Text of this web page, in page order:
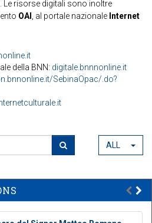
Le risorse digitali sono inoltre
OAI , al portale nazionale Internet
della BNN: digitale.bnnnonline.it
SebinaOpac/.do?
ALL